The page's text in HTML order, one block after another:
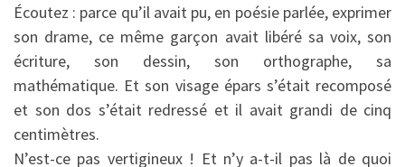
Écoutez : parce qu’il avait pu, en poésie parlée, exprimer
son drame, ce même garçon avait libéré sa voix, son
écriture, son dessin, son orthographe, sa
mathématique. Et son visage épars s’était recomposé
et son dos s’était redressé et il avait grandi de cinq
centimètres.
N’est-ce pas vertigineux ! Et n’y a-t-il pas là de quoi